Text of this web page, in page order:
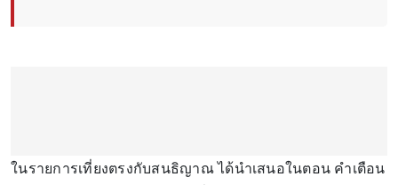
ในรายการเที่ยงตรงกับสนธิญาณ ได้นำเสนอในตอน คำเตือน